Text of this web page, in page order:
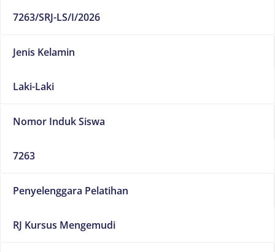
7263/SRJ-LS/I/2026
Jenis Kelamin
Laki-Laki
Nomor Induk Siswa
7263
Penyelenggara Pelatihan
RJ Kursus Mengemudi